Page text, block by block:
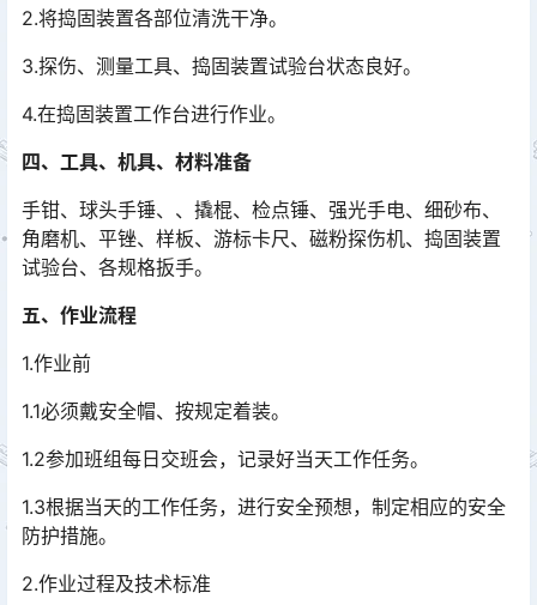
2.将捣固装置各部位清洗干净。
3.探伤、测量工具、捣固装置试验台状态良好。
4.在捣固装置工作台进行作业。
四、工具、机具、材料准备
手钳、球头手锤、、撬棍、检点锤、强光手电、细砂布、
角磨机、平锉、样板、游标卡尺、磁粉探伤机、捣固装置
试验台、各规格扳手。
五、作业流程
1.作业前
1.1必须戴安全帽、按规定着装。
1.2参加班组每日交班会，记录好当天工作任务。
1.3根据当天的工作任务，进行安全预想，制定相应的安全
防护措施。
2.作业过程及技术标准